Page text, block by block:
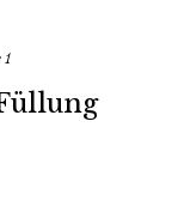
1